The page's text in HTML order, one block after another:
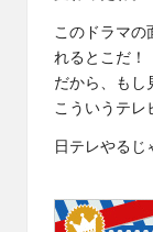
このドラマの
れるとこだ！
だから、もし
こういうテレ
日テレやるじ